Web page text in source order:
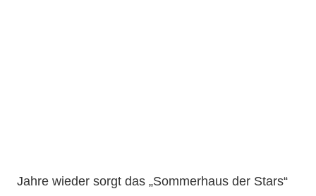
Jahre wieder sorgt das „Sommerhaus der Stars“